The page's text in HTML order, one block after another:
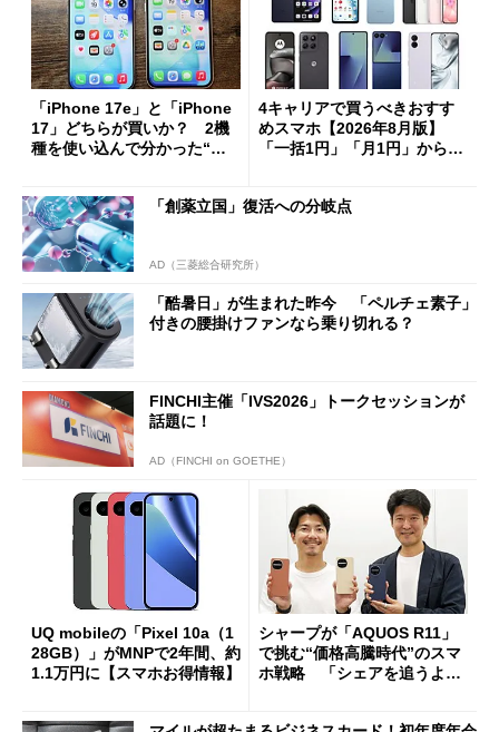
「iPhone 17e」と「iPhone
17」どちらが買いか？ 2機
種を使い込んで分かった“ス
4キャリアで買うべきおすす
めスマホ【2026年8月版】
「一括1円」「月1円」からお
「創薬立国」復活への分岐点
AD（三菱総合研究所）
「酷暑日」が生まれた昨今 「ペルチェ素子」
付きの腰掛けファンなら乗り切れる？
FINCHI主催「IVS2026」トークセッションが
話題に！
AD（FINCHI on GOETHE）
UQ mobileの「Pixel 10a（1
28GB）」がMNPで2年間、約
1.1万円に【スマホお得情報】
シャープが「AQUOS R11」
で挑む“価格高騰時代”のスマ
ホ戦略 「シェアを追うより